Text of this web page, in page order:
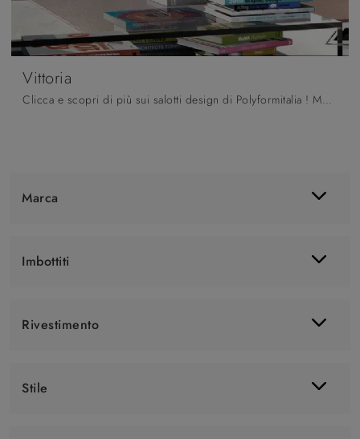
Marca
Imbottiti
Rivestimento
Stile
Vittoria
Clicca e scopri di più sui salotti design di Polyformitalia ! Molteplici modelli di divani, come Vittoria, ti attendono.